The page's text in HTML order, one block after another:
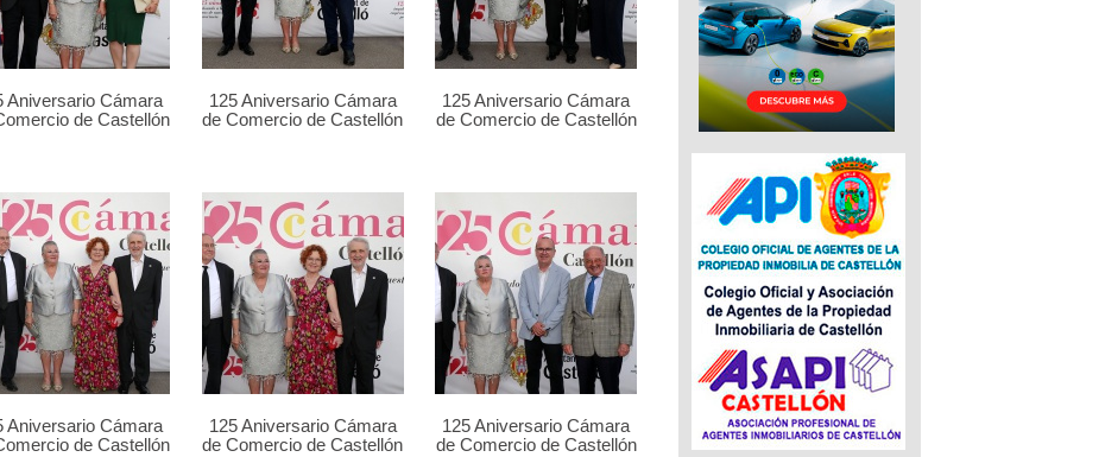
Aniversario Cámara
de Castellón
125 Aniversario Cámara
de Comercio de Castellón
125 Aniversario Cámara
de Comercio de Castellón
Aniversario Cámara
de Castellón
125 Aniversario Cámara
de Comercio de Castellón
125 Aniversario Cámara
de Comercio de Castellón